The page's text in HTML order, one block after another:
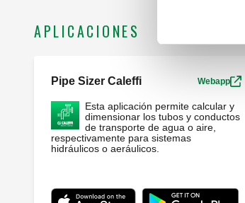
APLICACIONES
Pipe Sizer Caleffi Webapp
Esta aplicación permite calcular y
dimensionar los tubos y conductos
de transporte de agua o aire,
respectivamente para sistemas
hidráulicos o aeráulicos.